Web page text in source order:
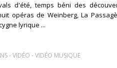
d'été, temps béni des
opéras de Weinberg, La
lyrique ...
-VIDÉO -VIDÉO MUSIQUE